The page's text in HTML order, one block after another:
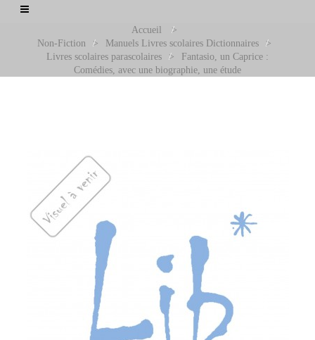
Basculer
Accueil
>
Non-Fiction
> Manuels Livres scolaires Dictionnaires
>
Livres scolaires parascolaires
>
Fantasio, un Caprice :
Comédies, avec une biographie, une étude